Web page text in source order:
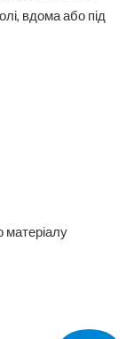
вдома або під
матеріалу